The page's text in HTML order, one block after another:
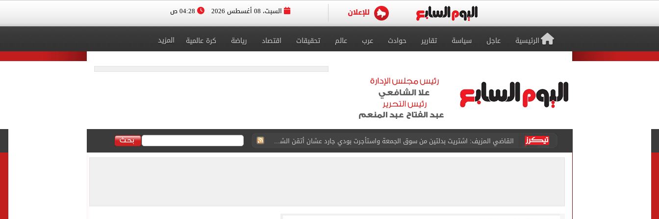
السبت، 08 أغسطس 2026
الرئيسية عاجل سياسة تقارير حوادث عرب عالم تحقيقات اقتصاد رياضة كرة عالمية المزيد
برشلونة يطرح تذاكر مواجهة الأهلي على كأس خوان جامبر
طرابزون سبور ينفي الحجز على مستحقات محمد صلاح
الأهلي ينهي مرانه الأول فى معسكر إسبانيا.. جلسة عموتة وفقرة بدنية.. صور